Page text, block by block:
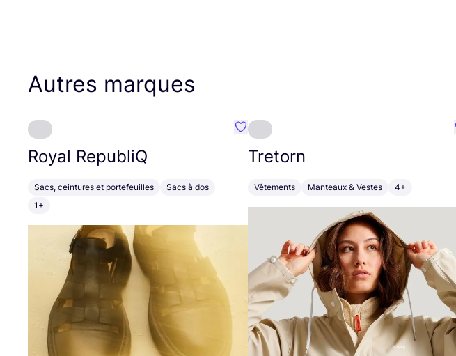
Autres marques
Royal RepubliQ
Sacs, ceintures et portefeuilles
Sacs à dos
1+
Préféré {nom}
Tretorn
Vêtements Manteaux & Vestes 4+